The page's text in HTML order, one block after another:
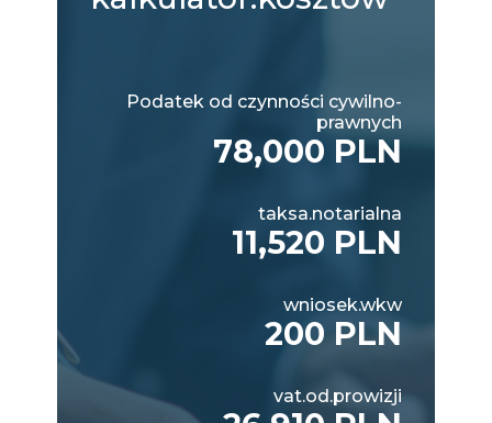
Podatek od czynności cywilno-
prawnych
78,000 PLN
taksa.notarialna
11,520 PLN
wniosek.wkw
200 PLN
vat.od.prowizji